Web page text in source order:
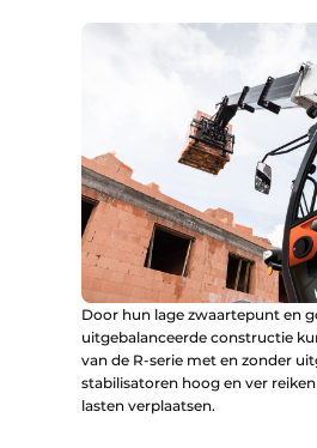
Door hun lage zwaartepunt en
uitgebalanceerde constructie
van de R-serie met en zonder
stabilisatoren hoog en ver
lasten verplaatsen.